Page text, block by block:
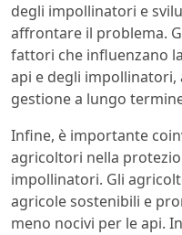
degli impollinatori e
affrontare il problema.
fattori che influenzano
api e degli
gestione a lungo
Infine, è importante
agricoltori nella
impollinatori. Gli
agricole sostenibili e
meno nocivi per le api.